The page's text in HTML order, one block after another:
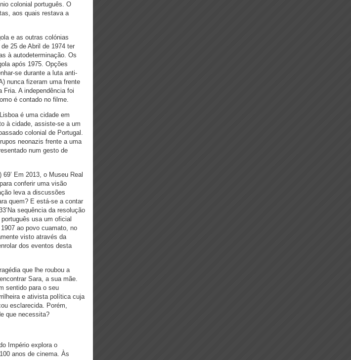
colonial português. O
aos quais restava a
e as outras colónias
25 de Abril de 1974 ter
à autodeterminação. Os
após 1975. Opções
se durante a luta anti-
nunca fizeram uma frente
A independência foi
é contado no filme.
é uma cidade em
à cidade, assiste-se a um
colonial de Portugal.
neonazis frente a uma
num gesto de
Em 2013, o Museu Real
conferir uma visão
leva a discussões
quem? E está-se a contar
sequência da resolução
usa um oficial
ao povo cuamato, no
visto através da
dos eventos desta
que lhe roubou a
Sara, a sua mãe.
sentido para o seu
e ativista política cuja
esclarecida. Porém,
que necessita?
Império explora o
anos de cinema. Às